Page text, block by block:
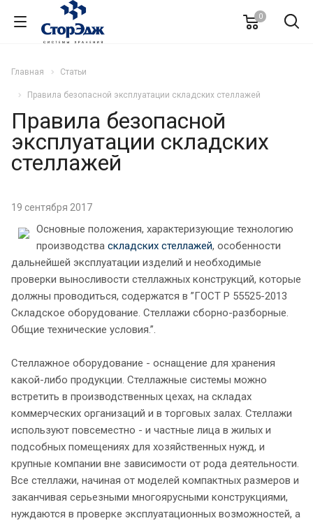
0
Главная Статьи
Правила безопасной эксплуатации складских стеллажей
Правила безопасной
эксплуатации складских
стеллажей
19 сентября 2017
Основные положения, характеризующие технологию
производства складских стеллажей, особенности
дальнейшей эксплуатации изделий и необходимые
проверки выносливости стеллажных конструкций, которые
должны проводиться, содержатся в ”ГОСТ Р 55525-2013
Складское оборудование. Стеллажи сборно-разборные.
Общие технические условия.”.
Стеллажное оборудование - оснащение для хранения
какой-либо продукции. Стеллажные системы можно
встретить в производственных цехах, на складах
коммерческих организаций и в торговых залах. Стеллажи
используют повсеместно - и частные лица в жилых и
подсобных помещениях для хозяйственных нужд, и
крупные компании вне зависимости от рода деятельности.
Все стеллажи, начиная от моделей компактных размеров и
заканчивая серьезными многоярусными конструкциями,
нуждаются в проверке эксплуатационных возможностей, а